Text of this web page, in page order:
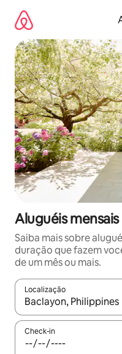
para
conteúdo
Aluguéis
Saiba mais sobre
duração que fazem
de um mês ou mais.
Localização
Quando os resultados
Check-in